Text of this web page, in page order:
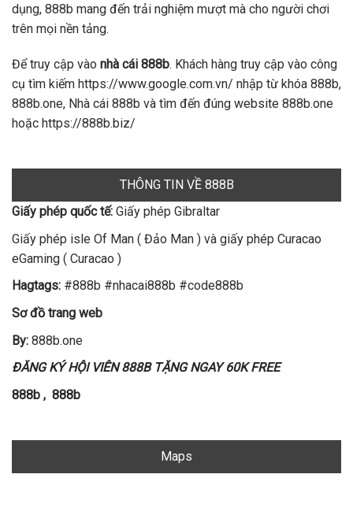
dụng, 888b mang đến trải nghiệm mượt mà cho người chơi
trên mọi nền tảng.
Để truy cập vào nhà cái 888b. Khách hàng truy cập vào công
cụ tìm kiếm https://www.google.com.vn/ nhập từ khóa 888b,
888b.one, Nhà cái 888b và tìm đến đúng website 888b.one
hoặc https://888b.biz/
THÔNG TIN VỀ 888B
Giấy phép quốc tế: Giấy phép Gibraltar
Giấy phép isle Of Man ( Đảo Man ) và giấy phép Curacao
eGaming ( Curacao )
Hagtags: #888b #nhacai888b #code888b
Sơ đồ trang web
By: 888b.one
ĐĂNG KÝ HỘI VIÊN 888B TẶNG NGAY 60K FREE
888b , 888b
Maps